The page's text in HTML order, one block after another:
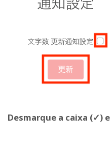
Desmarque a caixa (✓) e